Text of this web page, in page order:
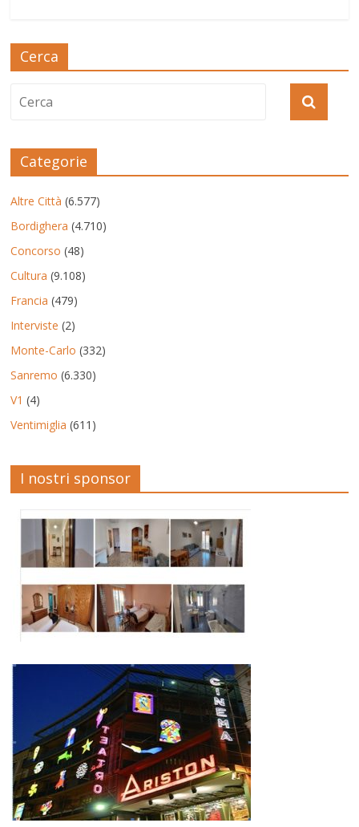
Cerca
Categorie
Altre Città (6.577)
Bordighera (4.710)
Concorso (48)
Cultura (9.108)
Francia (479)
Interviste (2)
Monte-Carlo (332)
Sanremo (6.330)
V1 (4)
Ventimiglia (611)
I nostri sponsor